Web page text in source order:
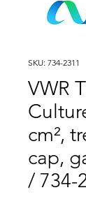
SKU: 734-2311
VWR
cm²,
cap,
/ 734-